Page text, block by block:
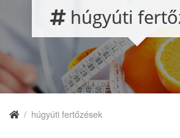
húgyúti
/ húgyúti fertőzések